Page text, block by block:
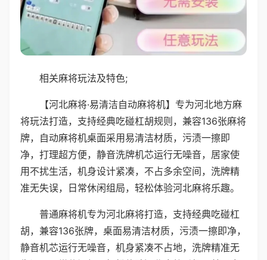
相关麻将玩法及特色;
【河北麻将·易清洁自动麻将机】专为河北地方麻
将玩法打造，支持经典吃碰杠胡规则，兼容136张麻将
牌，自动麻将机桌面采用易清洁材质，污渍一擦即
净，打理超方便，静音洗牌机芯运行无噪音，居家使
用不扰生活，机身设计紧凑，不占多余空间，洗牌精
准无失误，日常休闲组局，轻松体验河北麻将乐趣。
普通麻将机专为河北麻将打造，支持经典吃碰杠
胡，兼容136张牌，桌面易清洁材质，污渍一擦即净，
静音机芯运行无噪音，机身紧凑不占地，洗牌精准无